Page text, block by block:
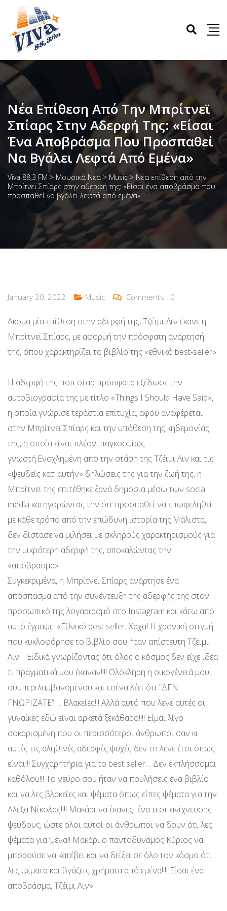
Νέα Επίθεση Από Την Μπρίτνεϊ
Σπίαρς Στην Αδερφή Της: «Είσαι
Ένα Αποβράσμα Που Προσπαθεί
Να Βγάλει Λεφτά Από Εμένα»
Viva 88,3 FM > Μουσικά Νέα > Music > Νέα επίθεση από την
Μπρίτνεϊ Σπίαρς στην αδερφή της: «Είσαι ένα αποβράσμα που
προσπαθεί να βγάλει λεφτά από εμένα»
January 30, 2022 Music Comments : 0
Ακόμα μία επίθεση στην αδερφή της, Τζέιμι Λιν έκανε η
Μπρίτνεϊ Σπίαρς, με αφορμή την πρόσφατη ανάρτησή
της, όπου χαρακτηρίζει το βιβλίο της «εθνικό best-seller».
Η αδερφή της ποπ σταρ πρόσφατα εξέδωσε την
αυτοβιογραφία της με τίτλο «Things I Should Have Said»,
η οποία γνώρισε τεράστια επιτυχία, αφού αναφέρεται
στην Μπρίτνεϊ Σπίαρς και την υπόθεση της κηδεμονίας
της, η οποία είναι πλέον, παγκοσμίως
γνωστή.Ενοχλημένη από την στάση της Τζέιμι Λιν και τις
«ψευδείς κατ’ αυτήν» δηλώσεις της για την ζωή της, η
Μπρίτνεϊ της επιτέθηκε ξανά δημόσια μέσω των social
media κατηγορώντας την ότι προσπαθεί να επωφεληθεί
με κάθε τρόπο από την επώδυνη ιστορία της.Μάλιστα,
δεν δίστασε να μιλήσει με σκληρούς χαρακτηρισμούς για
την μικρότερη αδερφή της, αποκαλώντας την
«απόβρασμα».
Συγκεκριμένα, η Μπρίτνεϊ Σπίαρς ανάρτησε ένα
απόσπασμα από την συνέντευξη της αδερφής της στον
προσωπικό της λογαριασμό στο Instagram και κάτω από
αυτό έγραψε: «Εθνικό best seller; Χαχα! Η χρονική στιγμή
που κυκλοφόρησε το βιβλίο σου ήταν απίστευτη Τζέιμι
Λιν… Ειδικά γνωρίζοντας ότι όλος ο κόσμος δεν είχε ιδέα
τι πραγματικά μου έκαναν!!!! Ολόκληρη η οικογένειά μου,
συμπεριλαμβανομένου και εσένα λέει ότι “ΔΕΝ
ΓΝΩΡΙΖΑΤΕ”…. Βλακείες!!! Αλλά αυτό που λένε αυτές οι
γυναίκες εδώ είναι αρκετά ξεκάθαρο!!!! Είμαι λίγο
σοκαρισμένη που οι περισσότεροι άνθρωποι σαν κι
αυτές τις αληθινές αδερφές ψυχές δεν το λένε έτσι όπως
είναι!!! Συγχαρητήρια για το best seller… Δεν εκπλήσσομαι
καθόλου!!! Το νεύρο σου ήταν να πουλήσεις ένα βιβλίο
και να λες βλακείες και ψέματα όπως είπες ψέματα για την
Αλέξα Νίκολας!!!! Μακάρι να έκανες ένα τεστ ανίχνευσης
ψεύδους, ώστε όλοι αυτοί οι άνθρωποι να δουν ότι λες
ψέματα για ‘μένα!! Μακάρι ο παντοδύναμος Κύριος να
μπορούσε να κατέβει και να δείξει σε όλο τον κόσμο ότι
λες ψέματα και βγάζεις χρήματα από εμένα!!!! Είσαι ένα
αποβράσμα, Τζέιμι Λιν».